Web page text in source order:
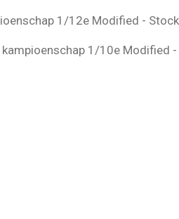
1/12e Modified -
1/10e Modified